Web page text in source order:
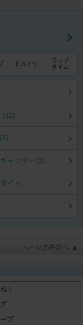
ヒストリ
ラップ
タイム
(32)
ャラリー (3)
イム
ページの先頭へ ▲
！
プ